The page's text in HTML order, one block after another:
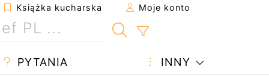
Książka kucharska Moje konto
PYTANIA INNY